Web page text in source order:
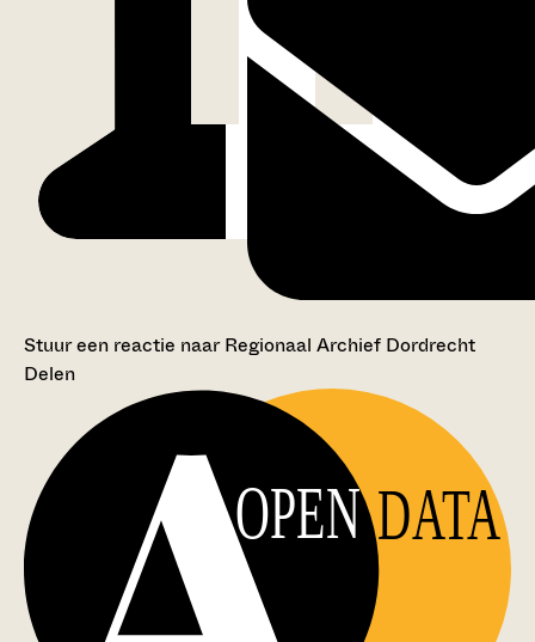
Stuur een reactie naar Regionaal Archief Dordrecht
Delen
OPEN DATA